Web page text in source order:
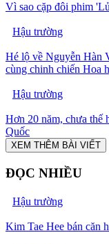
Vì sao cặp đôi phim
Hậu trường
Hé lộ về Nguyễn Hàn
cùng chinh chiến Hoa
Hậu trường
Hơn 20 năm, chưa thế
Quốc
XEM THÊM BÀI VIẾT
ĐỌC NHIỀU
Hậu trường
Kim Tae Hee bán căn